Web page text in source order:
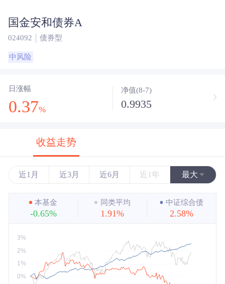
国金安和债券A
024092 债券型
中风险
日涨幅
0.37%
净值(8-7)
0.9935
收益走势
近1月 近3月 近6月 近1年 最大
近3年
近5年
最大
本基金
-0.65%
同类平均
1.91%
中证综合债
2.58%